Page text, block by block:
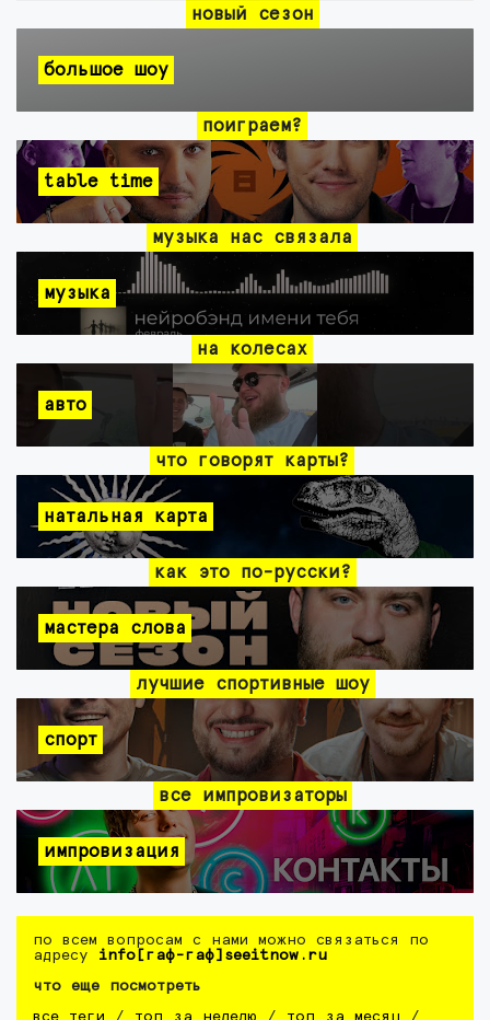
новый сезон
большое шоу
поиграем?
table time
музыка нас связала
музыка
на колесах
авто
что говорят карты?
натальная карта
как это по-русски?
мастера слова
лучшие спортивные шоу
спорт
все импровизаторы
импровизация
по всем вопросам с нами можно связаться по
адресу info[гаф-гаф]seeitnow.ru
что еще посмотреть
все теги / топ за неделю / топ за месяц /